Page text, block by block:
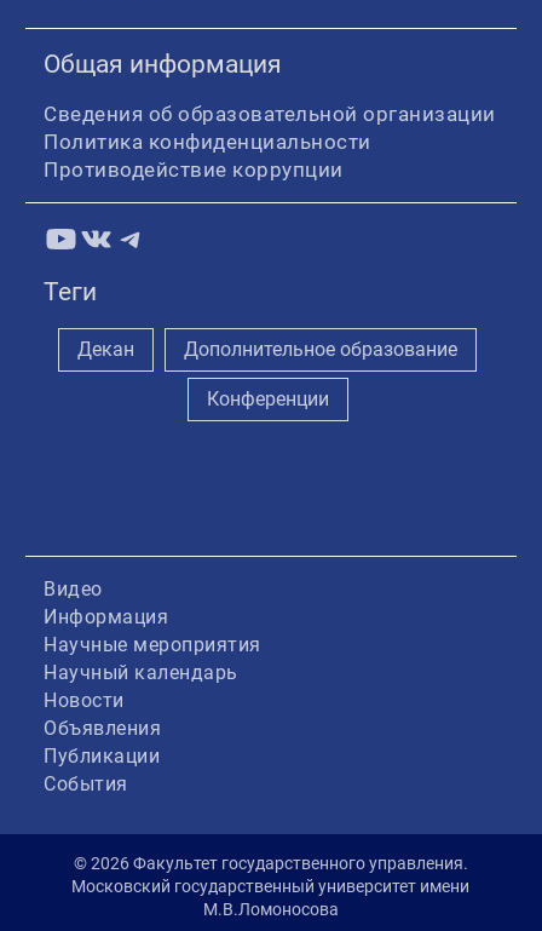
Общая информация
Сведения об образовательной организации
Политика конфиденциальности
Противодействие коррупции
YouTube
ВКонтакте
Telegram
Теги
Декан Дополнительное образование
Конференции
Видео
Информация
Научные мероприятия
Научный календарь
Новости
Объявления
Публикации
События
© 2026 Факультет государственного управления.
Московский государственный университет имени
М.В.Ломоносова